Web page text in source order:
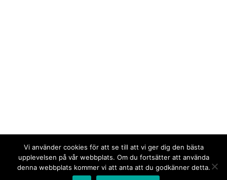
Vi använder cookies för att se till att vi ger dig den bästa
upplevelsen på vår webbplats. Om du fortsätter att använda
denna webbplats kommer vi att anta att du godkänner detta.